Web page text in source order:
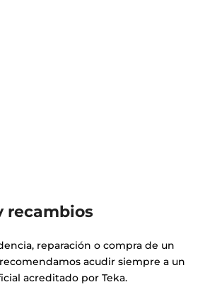
recambios
reparación o compra de un
acudir siempre a un
acreditado por Teka.